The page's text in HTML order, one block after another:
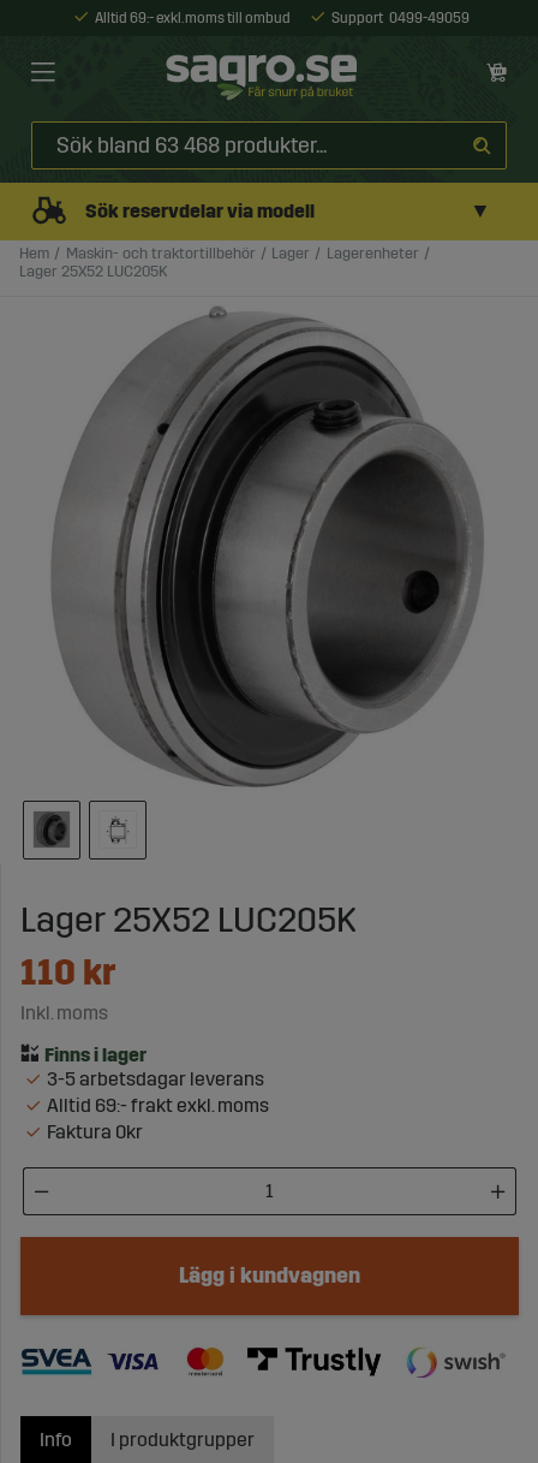
Alltid 69:- exkl. moms till ombud Support 0499-49059
Sök reservdelar via modell ▼
Hem Maskin- och traktortillbehör Lager
Lagerenheter
Lager 25X52 LUC205K
Lager 25X52 LUC205K
110 kr
Inkl. moms
3-5 arbetsdagar leverans
Alltid 69:- frakt exkl. moms
Faktura 0kr
Lägg i kundvagnen
Info I produktgrupper